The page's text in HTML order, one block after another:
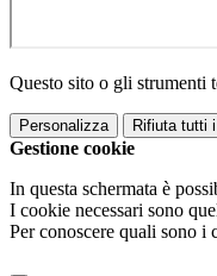
Questo sito o gli strumenti
Personalizza Rifiuta tutti
Gestione cookie
In questa schermata è
I cookie necessari sono
Per conoscere quali sono i